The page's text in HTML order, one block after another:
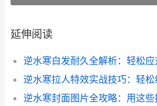
延伸阅读